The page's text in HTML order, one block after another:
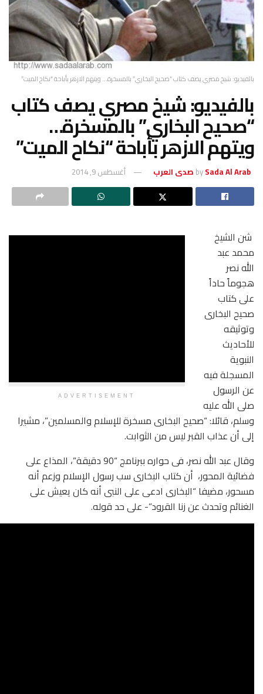
“صحيح البخاري” بالمسخرة… ويتهم الازهر بأباحة “نكاح الميت”
شيخ مصري يصف كتاب
بالمسخرة…
بأباحة “نكاح الميت”
أغسطس 9, 2014
البخارى مسخرة للإسلام والمسلمين”، مشيرا
ليس من الثوابت.
وقال عبد الله نصر، فى حواره ببرنامج “90 دقيقة”، المذاع على
كتاب البخارى سب رسول الإسلام وزعم أنه
ادعى على النبى أنه كان يعيش على
القرود”- على حد قوله.